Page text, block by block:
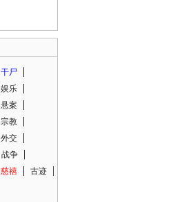
干尸
娱乐
悬案
宗教
外交
战争
慈禧
古迹